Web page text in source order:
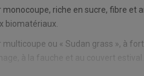
monocoupe, riche en sucre, fibre
biomatériaux.
multicoupe ou « Sudan grass », à
à la fauche et au couvert estival.